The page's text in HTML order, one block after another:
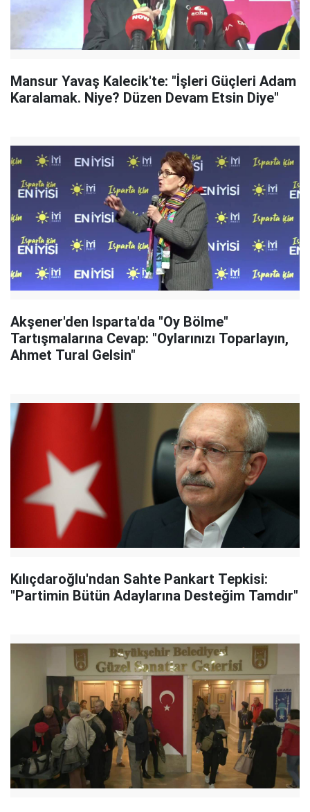
Mansur Yavaş Kalecik'te: "İşleri Güçleri Adam
Karalamak. Niye? Düzen Devam Etsin Diye"
Akşener'den Isparta'da "Oy Bölme"
Tartışmalarına Cevap: "Oylarınızı Toparlayın,
Ahmet Tural Gelsin"
Kılıçdaroğlu'ndan Sahte Pankart Tepkisi:
"Partimin Bütün Adaylarına Desteğim Tamdır"